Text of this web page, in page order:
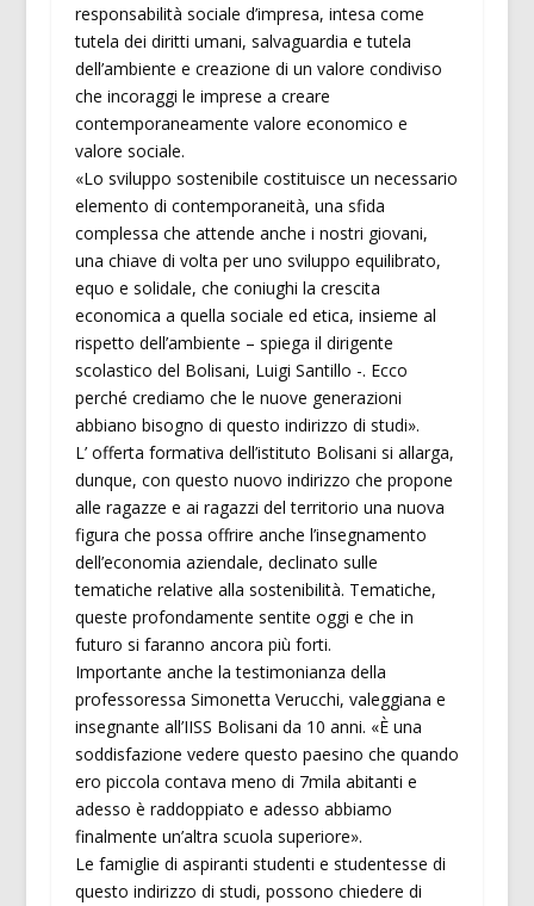
responsabilità sociale d’impresa, intesa come
tutela dei diritti umani, salvaguardia e tutela
dell’ambiente e creazione di un valore condiviso
che incoraggi le imprese a creare
contemporaneamente valore economico e
valore sociale.
«Lo sviluppo sostenibile costituisce un necessario
elemento di contemporaneità, una sfida
complessa che attende anche i nostri giovani,
una chiave di volta per uno sviluppo equilibrato,
equo e solidale, che coniughi la crescita
economica a quella sociale ed etica, insieme al
rispetto dell’ambiente – spiega il dirigente
scolastico del Bolisani, Luigi Santillo -. Ecco
perché crediamo che le nuove generazioni
abbiano bisogno di questo indirizzo di studi».
L’ offerta formativa dell’istituto Bolisani si allarga,
dunque, con questo nuovo indirizzo che propone
alle ragazze e ai ragazzi del territorio una nuova
figura che possa offrire anche l’insegnamento
dell’economia aziendale, declinato sulle
tematiche relative alla sostenibilità. Tematiche,
queste profondamente sentite oggi e che in
futuro si faranno ancora più forti.
Importante anche la testimonianza della
professoressa Simonetta Verucchi, valeggiana e
insegnante all’IISS Bolisani da 10 anni. «È una
soddisfazione vedere questo paesino che quando
ero piccola contava meno di 7mila abitanti e
adesso è raddoppiato e adesso abbiamo
finalmente un’altra scuola superiore».
Le famiglie di aspiranti studenti e studentesse di
questo indirizzo di studi, possono chiedere di